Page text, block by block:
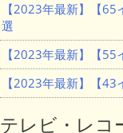
【2023年最新】【
選
【2023年最新】【
【2023年最新】【
テレビ・レコ